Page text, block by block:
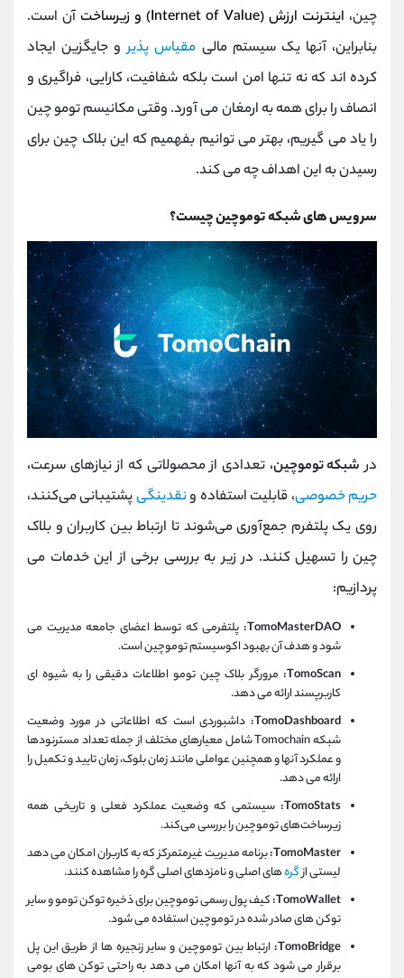
چین، اینترنت ارزش (Internet of Value) و زیرساخت
آن است.
بنابراین، آنها یک سیستم مالی مقیاس پذیرو جایگزین ایجاد
کرده اند که نه تنها امن است بلکه شفافیت، کارایی، فراگیری و
انصاف را برای همه به ارمغان می آورد. وقتی مکانیسم تومو چین
را یاد می گیریم، بهتر می توانیم بفهمیم که این بلاک چین برای
رسیدن به این اهداف چه می کند.
سرویس های شبکه توموچین چیست؟
درشبکه توموچین، تعدادی از محصولاتی که از نیازهای سرعت،
حریم خصوصی، قابلیت استفاده ونقدینگیپشتیبانی می‌کنند،
روی یک پلتفرم جمع‌آوری می‌شوند تا ارتباط بین کاربران و بلاک
چین را تسهیل کنند. در زیر به بررسی برخی از این خدمات می
پردازیم:
TomoMasterDAO: پلتفرمی که توسط اعضای جامعه مدیریت می
شود و هدف آن بهبود اکوسیستم توموچین است.
TomoScan: مرورگر بلاک چین تومو اطلاعات دقیقی را به شیوه ای
کاربرپسند ارائه می دهد.
TomoDashboard: داشبوردی است که اطلاعاتی در مورد وضعیت
شبکه Tomochain شامل معیارهای مختلف از جمله تعداد مسترنودها
و عملکرد آنها و همچنین عواملی مانند زمان بلوک، زمان تایید و تکمیل را
ارائه می دهد.
TomoStats: سیستمی که وضعیت عملکرد فعلی و تاریخی همه
زیرساخت‌های توموچین را بررسی می‌کند.
TomoMaster: برنامه مدیریت غیرمتمرکز که به کاربران امکان می دهد
لیستی ازگرههای اصلی و نامزدهای اصلی گره را مشاهده کنند.
TomoWallet: کیف پول رسمی توموچین برای ذخیره توکن تومو و سایر
توکن های صادر شده در توموچین استفاده می شود.
TomoBridge: ارتباط بین توموچین و سایر زنجیره ها از طریق این پل
برقرار می شود که به آنها امکان می دهد به راحتی توکن های بومی